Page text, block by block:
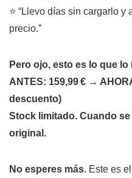
⭐ “Llevo días sin cargarlo
precio.”
Pero ojo, esto es lo que
ANTES: 159,99 € →
descuento)
Stock limitado. Cuando
original.
No esperes más. Este es